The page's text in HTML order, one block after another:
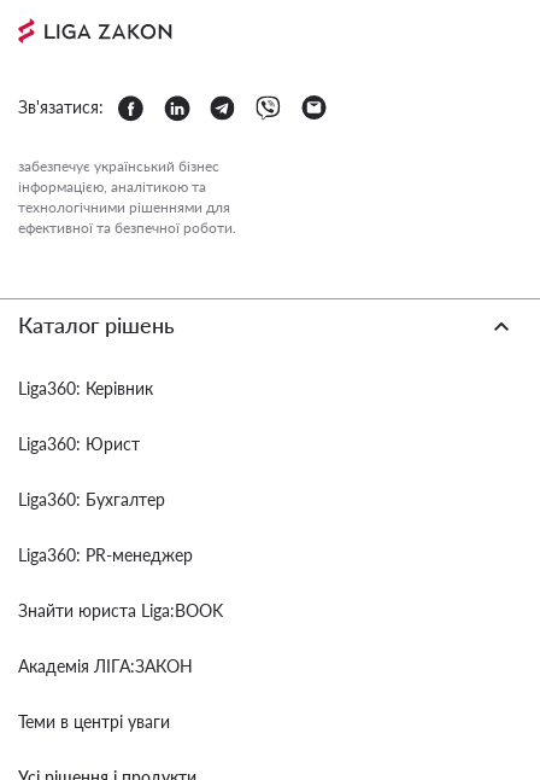
Зв'язатися:
забезпечує український бізнес
інформацією, аналітикою та
технологічними рішеннями для
ефективної та безпечної роботи.
Каталог рішень
Liga360: Керівник
Liga360: Юрист
Liga360: Бухгалтер
Liga360: PR-менеджер
Знайти юриста Liga:BOOK
Академія ЛІГА:ЗАКОН
Теми в центрі уваги